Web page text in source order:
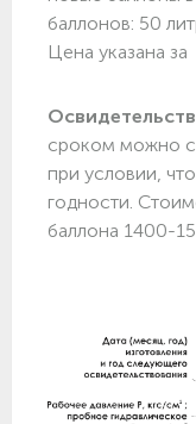
баллонов: 50
Цена указана за
сроком можно
при условии,
годности.
баллона 1400-